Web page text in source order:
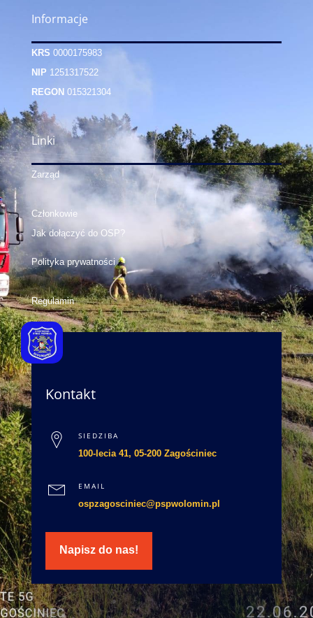
Informacje
KRS 0000175983
NIP 1251317522
REGON 015321304
Linki
Zarząd
Członkowie
Jak dołączyć do OSP?
Polityka prywatności
Regulamin
Kontakt
SIEDZIBA
100-lecia 41, 05-200 Zagościniec
EMAIL
ospzagosciniec@pspwolomin.pl
Napisz do nas!